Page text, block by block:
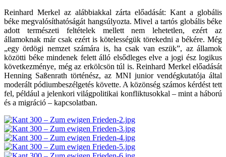
Reinhard Merkel az alábbiakkal zárta előadását: Kant a globális
béke megvalósíthatóságát hangsúlyozta. Mivel a tartós globális béke
adott természeti feltételek mellett nem lehetetlen, ezért az
államoknak már csak ezért is kötelességük törekedni a békére. Még
„egy ördögi nemzet számára is, ha csak van eszük”, az államok
közötti béke mindenek felett álló elsődleges elve a jogi ész logikus
következménye, még az erkölcsön túl is. Reinhard Merkel előadását
Henning Saßenrath történész, az MNI junior vendégkutatója által
moderált pódiumbeszélgetés követte. A közönség számos kérdést tett
fel, például a jelenkori világpolitikai konfliktusokkal – mint a háború
és a migráció – kapcsolatban.